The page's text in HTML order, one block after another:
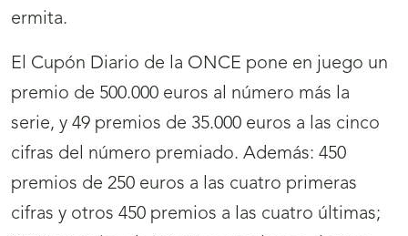
ermita.
El Cupón Diario de la ONCE pone en juego un
premio de 500.000 euros al número más la
serie, y 49 premios de 35.000 euros a las cinco
cifras del número premiado. Además: 450
premios de 250 euros a las cuatro primeras
cifras y otros 450 premios a las cuatro últimas;